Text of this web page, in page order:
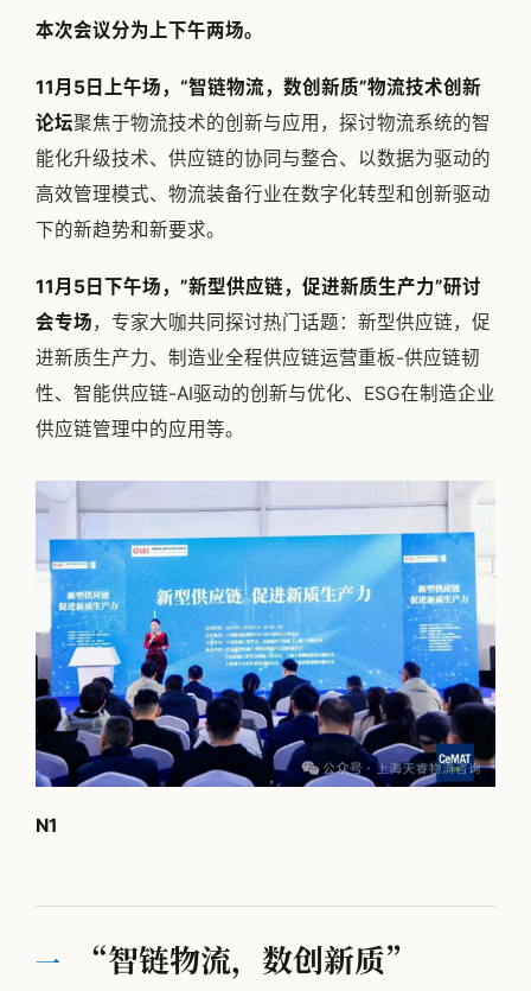
本次会议分为上下午两场。
11月5日上午场，“智链物流，数创新质”物流技术创新
论坛聚焦于物流技术的创新与应用，探讨物流系统的智
能化升级技术、供应链的协同与整合、以数据为驱动的
高效管理模式、物流装备行业在数字化转型和创新驱动
下的新趋势和新要求。
11月5日下午场，”新型供应链，促进新质生产力”研讨
会专场，专家大咖共同探讨热门话题：新型供应链，促
进新质生产力、制造业全程供应链运营重板-供应链韧
性、智能供应链-AI驱动的创新与优化、ESG在制造企业
供应链管理中的应用等。
N1
一 “智链物流，数创新质”